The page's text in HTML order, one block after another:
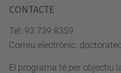
CONTACTE
Tel: 93 739 8359
Correu electrònic:
El programa té per objectiu